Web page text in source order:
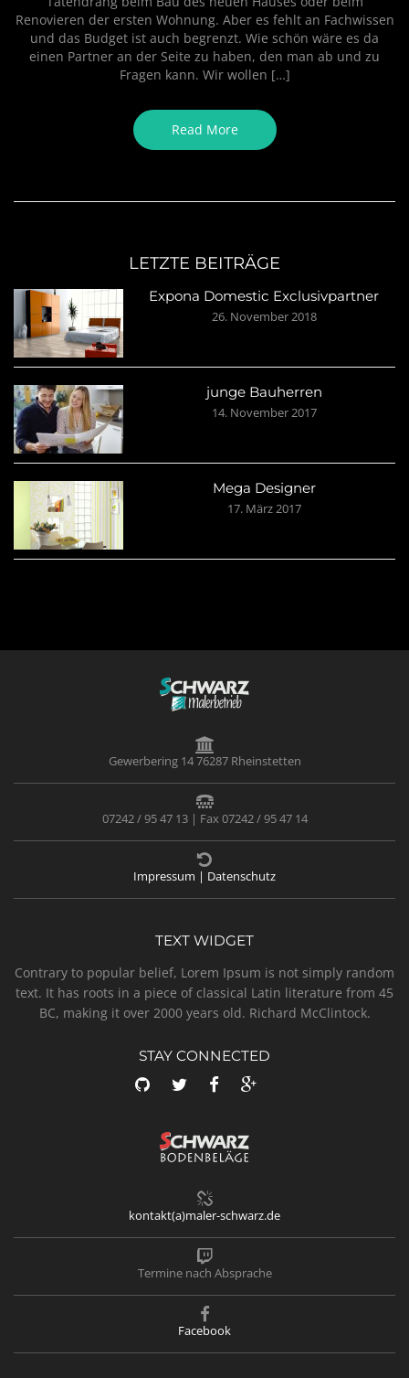
Renovieren der ersten Wohnung. Aber es fehlt an Fachwissen
und das Budget ist auch begrenzt. Wie schön wäre es da
einen Partner an der Seite zu haben, den man ab und zu
Fragen kann. Wir wollen […]
Read More
LETZTE BEITRÄGE
Expona Domestic Exclusivpartner
26. November 2018
junge Bauherren
14. November 2017
Mega Designer
17. März 2017
Gewerbering 14 76287 Rheinstetten
07242 / 95 47 13 | Fax 07242 / 95 47 14
Impressum | Datenschutz
TEXT WIDGET
Contrary to popular belief, Lorem Ipsum is not simply random
text. It has roots in a piece of classical Latin literature from 45
BC, making it over 2000 years old. Richard McClintock.
STAY CONNECTED
kontakt(a)maler-schwarz.de
Termine nach Absprache
Facebook